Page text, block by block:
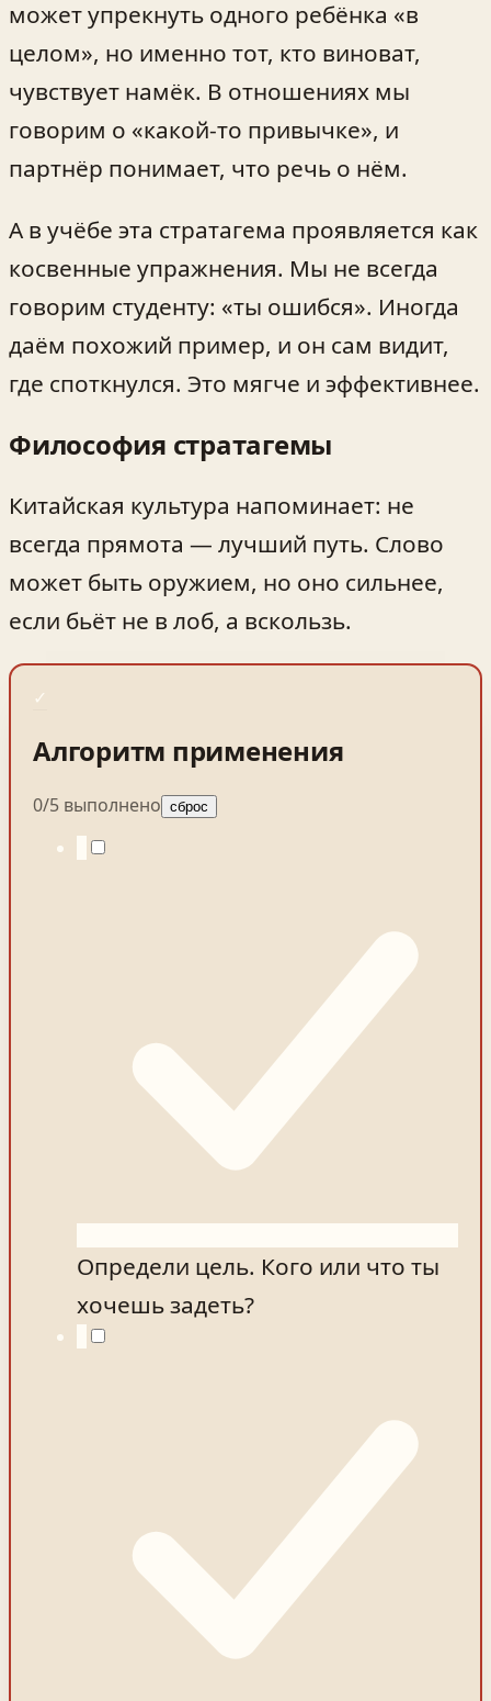
может упрекнуть одного ребёнка «в
целом», но именно тот, кто виноват,
чувствует намёк. В отношениях мы
говорим о «какой-то привычке», и
партнёр понимает, что речь о нём.
А в учёбе эта стратагема проявляется как
косвенные упражнения. Мы не всегда
говорим студенту: «ты ошибся». Иногда
даём похожий пример, и он сам видит,
где споткнулся. Это мягче и эффективнее.
Философия стратагемы
Китайская культура напоминает: не
всегда прямота — лучший путь. Слово
может быть оружием, но оно сильнее,
если бьёт не в лоб, а вскользь.
✓
Алгоритм применения
0/5 выполнено сброс
Определи цель. Кого или что ты
хочешь задеть?